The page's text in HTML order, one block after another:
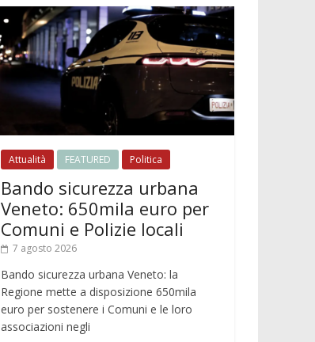
Attualità FEATURED Politica
Bando sicurezza urbana
Veneto: 650mila euro per
Comuni e Polizie locali
7 agosto 2026
Bando sicurezza urbana Veneto: la
Regione mette a disposizione 650mila
euro per sostenere i Comuni e le loro
associazioni negli